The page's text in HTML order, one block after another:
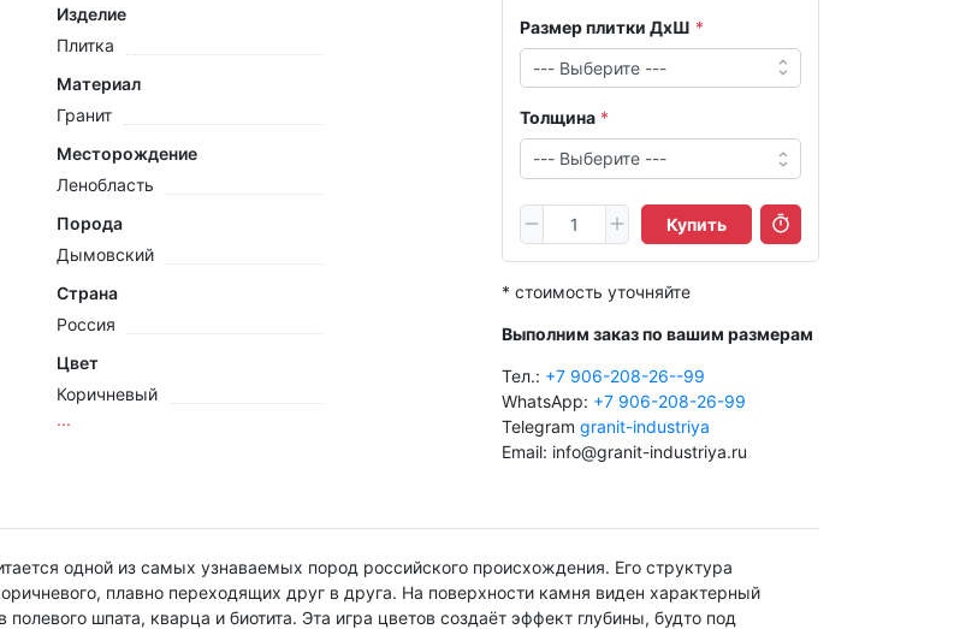
Размер плитки ДхШ
Толщина
Купить
* стоимость уточняйте
Выполним заказ по вашим размерам
Тел.: +7 906-208-26--99
WhatsApp: +7 906-208-26-99
Telegram granit-industriya
Email: info@granit-industriya.ru
Изделие
Плитка
Материал
Гранит
Месторождение
Ленобласть
Порода
Дымовский
Страна
Россия
Цвет
Коричневый
...
одной из самых узнаваемых пород российского происхождения. Его структура
плавно переходящих друг в друга. На поверхности камня виден характерный
шпата, кварца и биотита. Эта игра цветов создаёт эффект глубины, будто под